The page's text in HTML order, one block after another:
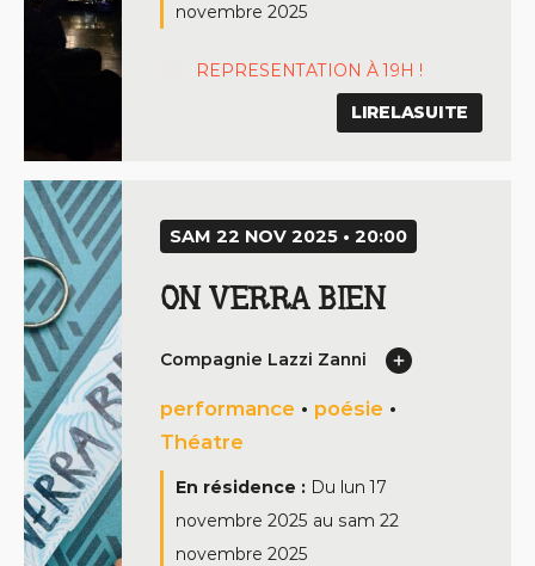
novembre 2025
REPRESENTATION À 19H !
LIRELASUITE
SAM 22 NOV 2025 • 20:00
ON VERRA BIEN
Compagnie Lazzi Zanni
performance • poésie •
Théatre
En résidence : Du lun 17
novembre 2025 au sam 22
novembre 2025